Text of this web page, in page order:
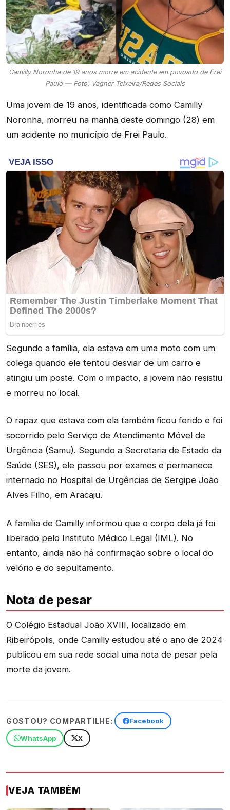
Camilly Noronha de 19 anos morre em acidente em povoado de Frei
Paulo — Foto: Vagner Teixeira/Redes Sociais
Uma jovem de 19 anos, identificada como Camilly
Noronha, morreu na manhã deste domingo (28) em
um acidente no município de Frei Paulo.
Segundo a família, ela estava em uma moto com um
colega quando ele tentou desviar de um carro e
atingiu um poste. Com o impacto, a jovem não resistiu
e morreu no local.
O rapaz que estava com ela também ficou ferido e foi
socorrido pelo Serviço de Atendimento Móvel de
Urgência (Samu). Segundo a Secretaria de Estado da
Saúde (SES), ele passou por exames e permanece
internado no Hospital de Urgências de Sergipe João
Alves Filho, em Aracaju.
A família de Camilly informou que o corpo dela já foi
liberado pelo Instituto Médico Legal (IML). No
entanto, ainda não há confirmação sobre o local do
velório e do sepultamento.
Nota de pesar
O Colégio Estadual João XVIII, localizado em
Ribeirópolis, onde Camilly estudou até o ano de 2024
publicou em sua rede social uma nota de pesar pela
morte da jovem.
GOSTOU? COMPARTILHE: Facebook
WhatsApp X
VEJA TAMBÉM